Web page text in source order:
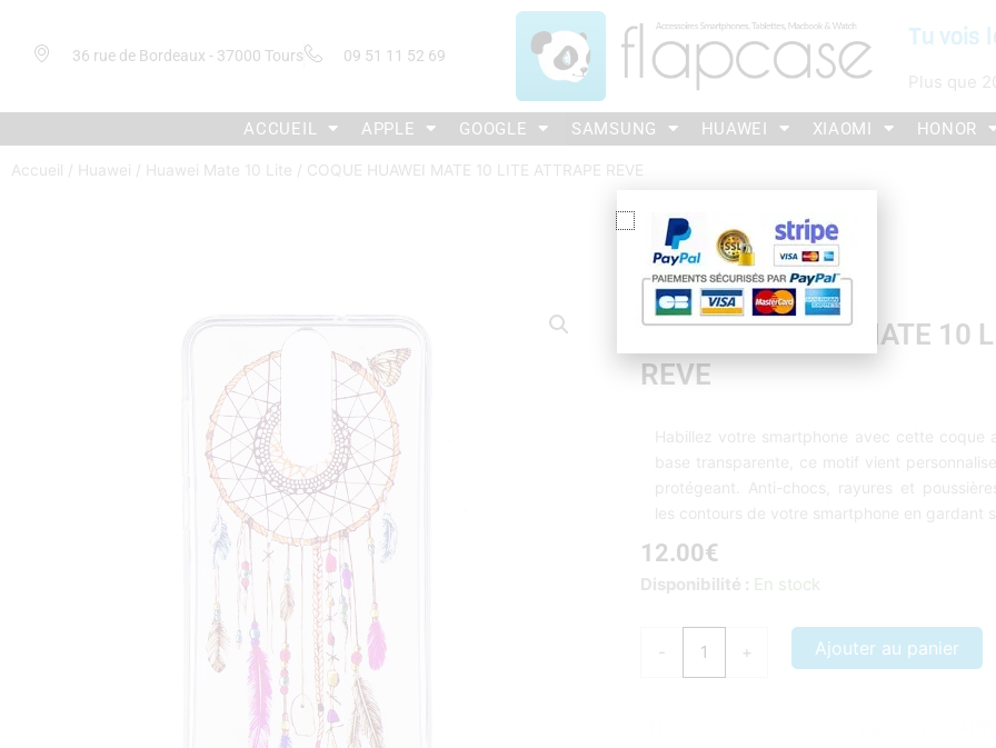
36 rue de Bordeaux - 37000 Tours 09 51 11 52 69
Tu vois
Plus que
ACCUEIL APPLE GOOGLE SAMSUNG HUAWEI XIAOMI HONOR
Accueil / Huawei / Huawei Mate 10 Lite / COQUE HUAWEI MATE 10 LITE ATTRAPE REVE
COQUE HUAWEI MATE 10
REVE
Habillez votre smartphone avec cette coque
base transparente, ce motif vient
protégeant. Anti-chocs, rayures et
les contours de votre smartphone en gardant
12.00€
Disponibilité : En stock
-
quantité
+ Ajouter au panier